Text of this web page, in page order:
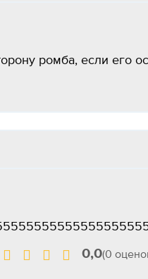
ромба, если его
0,0(0